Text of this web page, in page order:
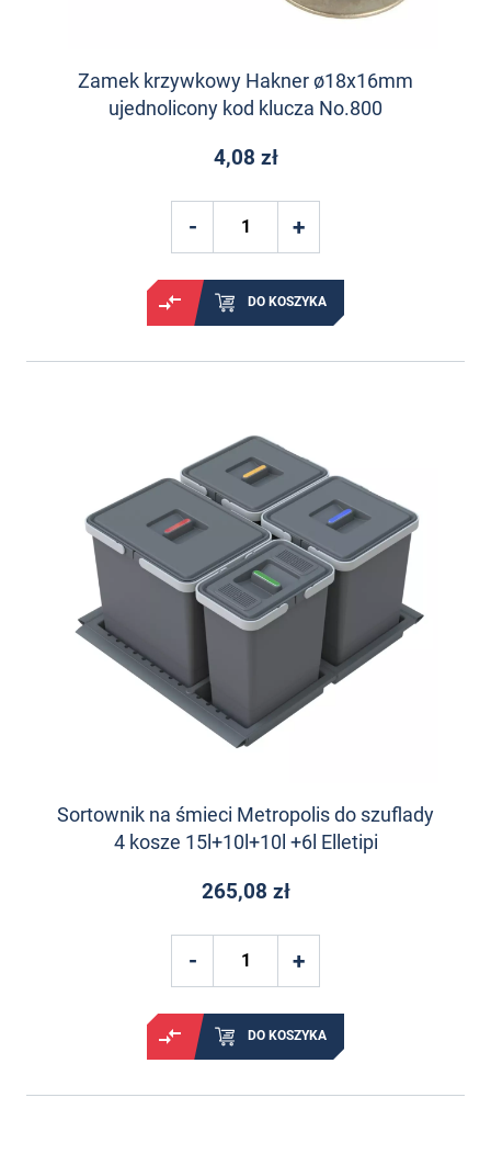
Zamek krzywkowy Hakner ø18x16mm
ujednolicony kod klucza No.800
4,08 zł
DO KOSZYKA
Sortownik na śmieci Metropolis do szuflady
4 kosze 15l+10l+10l +6l Elletipi
265,08 zł
DO KOSZYKA